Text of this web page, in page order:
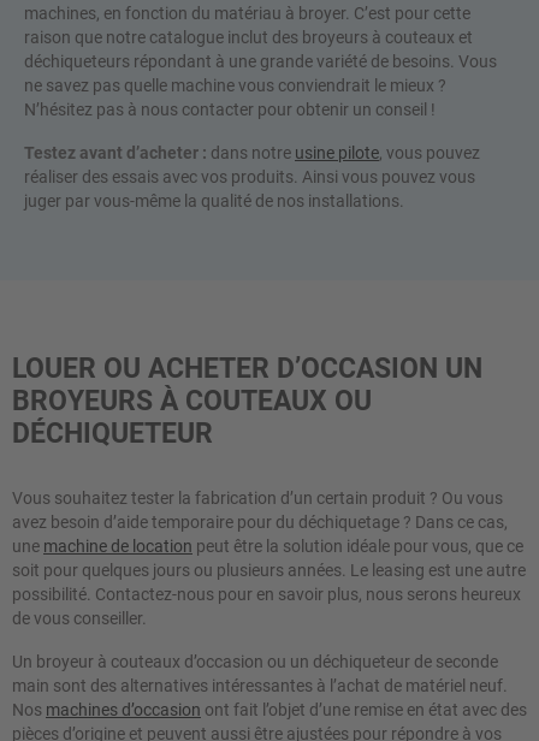
machines, en fonction du matériau à broyer. C’est pour cette
raison que notre catalogue inclut des broyeurs à couteaux et
déchiqueteurs répondant à une grande variété de besoins. Vous
ne savez pas quelle machine vous conviendrait le mieux ?
N’hésitez pas à nous contacter pour obtenir un conseil !
Testez avant d’acheter : dans notre usine pilote, vous pouvez
réaliser des essais avec vos produits. Ainsi vous pouvez vous
juger par vous-même la qualité de nos installations.
LOUER OU ACHETER D’OCCASION UN
BROYEURS À COUTEAUX OU
DÉCHIQUETEUR
Vous souhaitez tester la fabrication d’un certain produit ? Ou vous
avez besoin d’aide temporaire pour du déchiquetage ? Dans ce cas,
une machine de location peut être la solution idéale pour vous, que ce
soit pour quelques jours ou plusieurs années. Le leasing est une autre
possibilité. Contactez-nous pour en savoir plus, nous serons heureux
de vous conseiller.
Un broyeur à couteaux d’occasion ou un déchiqueteur de seconde
main sont des alternatives intéressantes à l’achat de matériel neuf.
Nos machines d’occasion ont fait l’objet d’une remise en état avec des
pièces d’origine et peuvent aussi être ajustées pour répondre à vos